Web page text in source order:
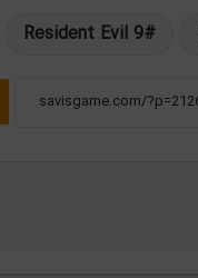
Resident Evil 9